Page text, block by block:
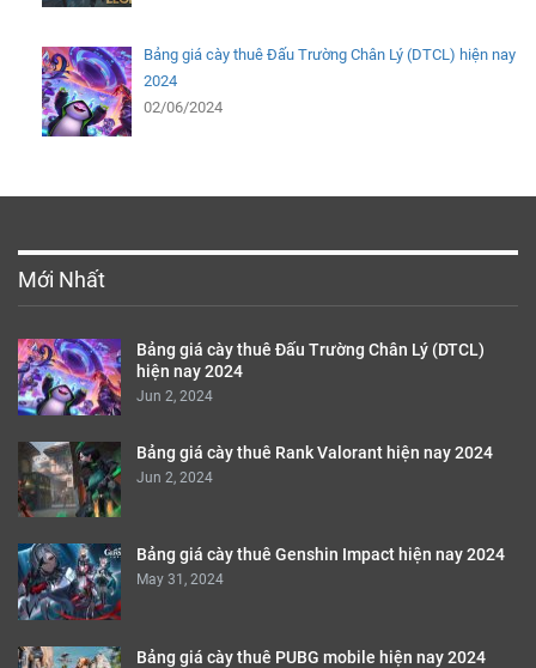
Bảng giá cày thuê Đấu Trường Chân Lý (DTCL) hiện nay
2024
02/06/2024
Mới Nhất
Bảng giá cày thuê Đấu Trường Chân Lý (DTCL)
hiện nay 2024
Jun 2, 2024
Bảng giá cày thuê Rank Valorant hiện nay 2024
Jun 2, 2024
Bảng giá cày thuê Genshin Impact hiện nay 2024
May 31, 2024
Bảng giá cày thuê PUBG mobile hiện nay 2024